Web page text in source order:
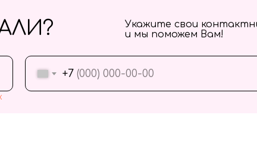
+7
Укажите свои
и мы поможем Вам!